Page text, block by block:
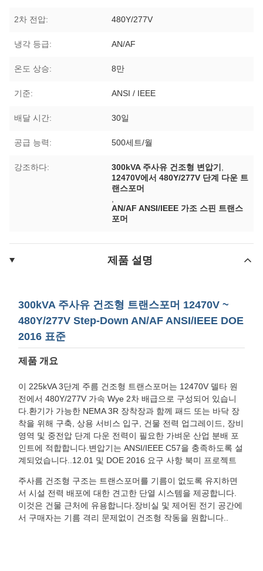
2차 전압: 480Y/277V
냉각 등급: AN/AF
온도 상승: 8만
기준: ANSI / IEEE
배달 시간: 30일
공급 능력: 500세트/월
강조하다: 300kVA 주사유 건조형 변압기
12470V에서 480Y/277V 단계 다운 트
랜스포머
AN/AF ANSI/IEEE 가조 스핀 트랜스
포머
제품 설명
300kVA 주사유 건조형 트랜스포머 12470V ~
480Y/277V Step-Down AN/AF ANSI/IEEE DOE
2016 표준
제품 개요
이 225kVA 3단계 주름 건조형 트랜스포머는 12470V 델타 원
전에서 480Y/277V 가속 Wye 2차 배급으로 구성되어 있습니
다.환기가 가능한 NEMA 3R 장착장과 함께 패드 또는 바닥 장
착을 위해 구축, 상용 서비스 입구, 건물 전력 업그레이드, 장비
영역 및 중전압 단계 다운 전력이 필요한 가벼운 산업 분배 포
인트에 적합합니다.변압기는 ANSI/IEEE C57을 충족하도록 설
계되었습니다..12.01 및 DOE 2016 요구 사항 북미 프로젝트
주사름 건조형 구조는 트랜스포머를 기름이 없도록 유지하면
서 시설 전력 배포에 대한 견고한 단열 시스템을 제공합니다.
이것은 건물 근처에 유용합니다.장비실 및 제어된 전기 공간에
서 구매자는 기름 격리 문제없이 건조형 작동을 원합니다..